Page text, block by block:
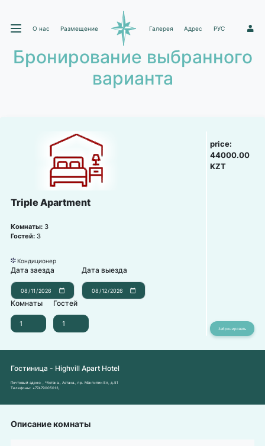
О нас Размещение Галерея Адрес РУС 1
Бронирование выбранного
варианта
Triple Apartment
Комнаты: 3
Гостей: 3
뀸 Кондиционер
Дата заезда Дата выезда
Комнаты Гостей
price:
44000.00
KZT
Гостиница - Highvill Apart Hotel
Почтовый адрес:
, *Астана., Астана., пр. Мангилик Ел, д.51
Телефоны: +77479005013
Описание комнаты